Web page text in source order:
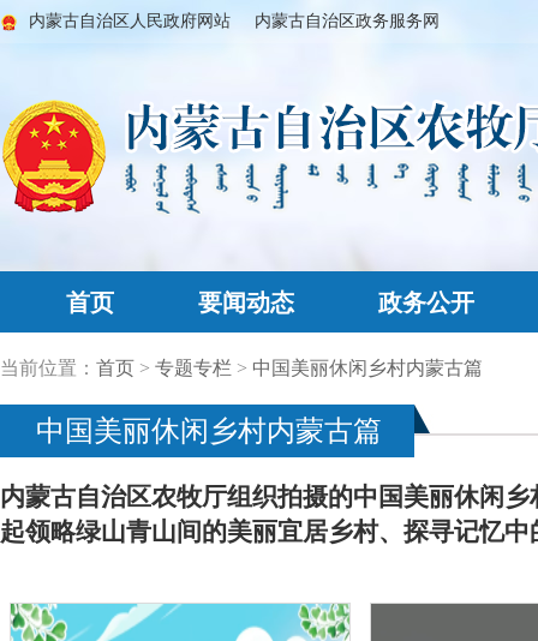
内蒙古自治区人民政府网站 内蒙古自治区政务服务网
首页 要闻动态 政务公开
当前位置： 首页 > 专题专栏 > 中国美丽休闲乡村内蒙古篇
中国美丽休闲乡村内蒙古篇
内蒙古自治区农牧厅组织拍摄的中国美丽休闲
起领略绿山青山间的美丽宜居乡村、探寻记忆中